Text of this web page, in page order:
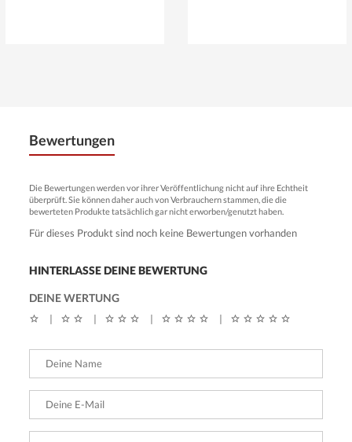
Bewertungen
Die Bewertungen werden vor ihrer Veröffentlichung nicht auf ihre Echtheit
überprüft. Sie können daher auch von Verbrauchern stammen, die die
bewerteten Produkte tatsächlich gar nicht erworben/genutzt haben.
Für dieses Produkt sind noch keine Bewertungen vorhanden
HINTERLASSE DEINE BEWERTUNG
DEINE WERTUNG
| | | |